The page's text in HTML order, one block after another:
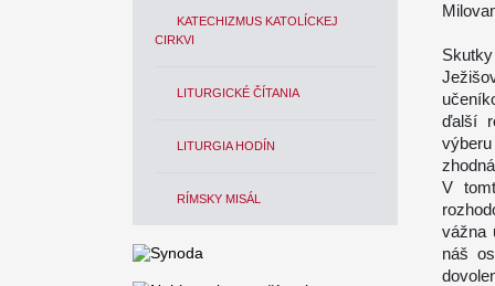
KATECHIZMUS KATOLÍCKEJ
CIRKVI
LITURGICKÉ ČÍTANIA
LITURGIA HODÍN
RÍMSKY MISÁL
ďalší
V
vážna
náš